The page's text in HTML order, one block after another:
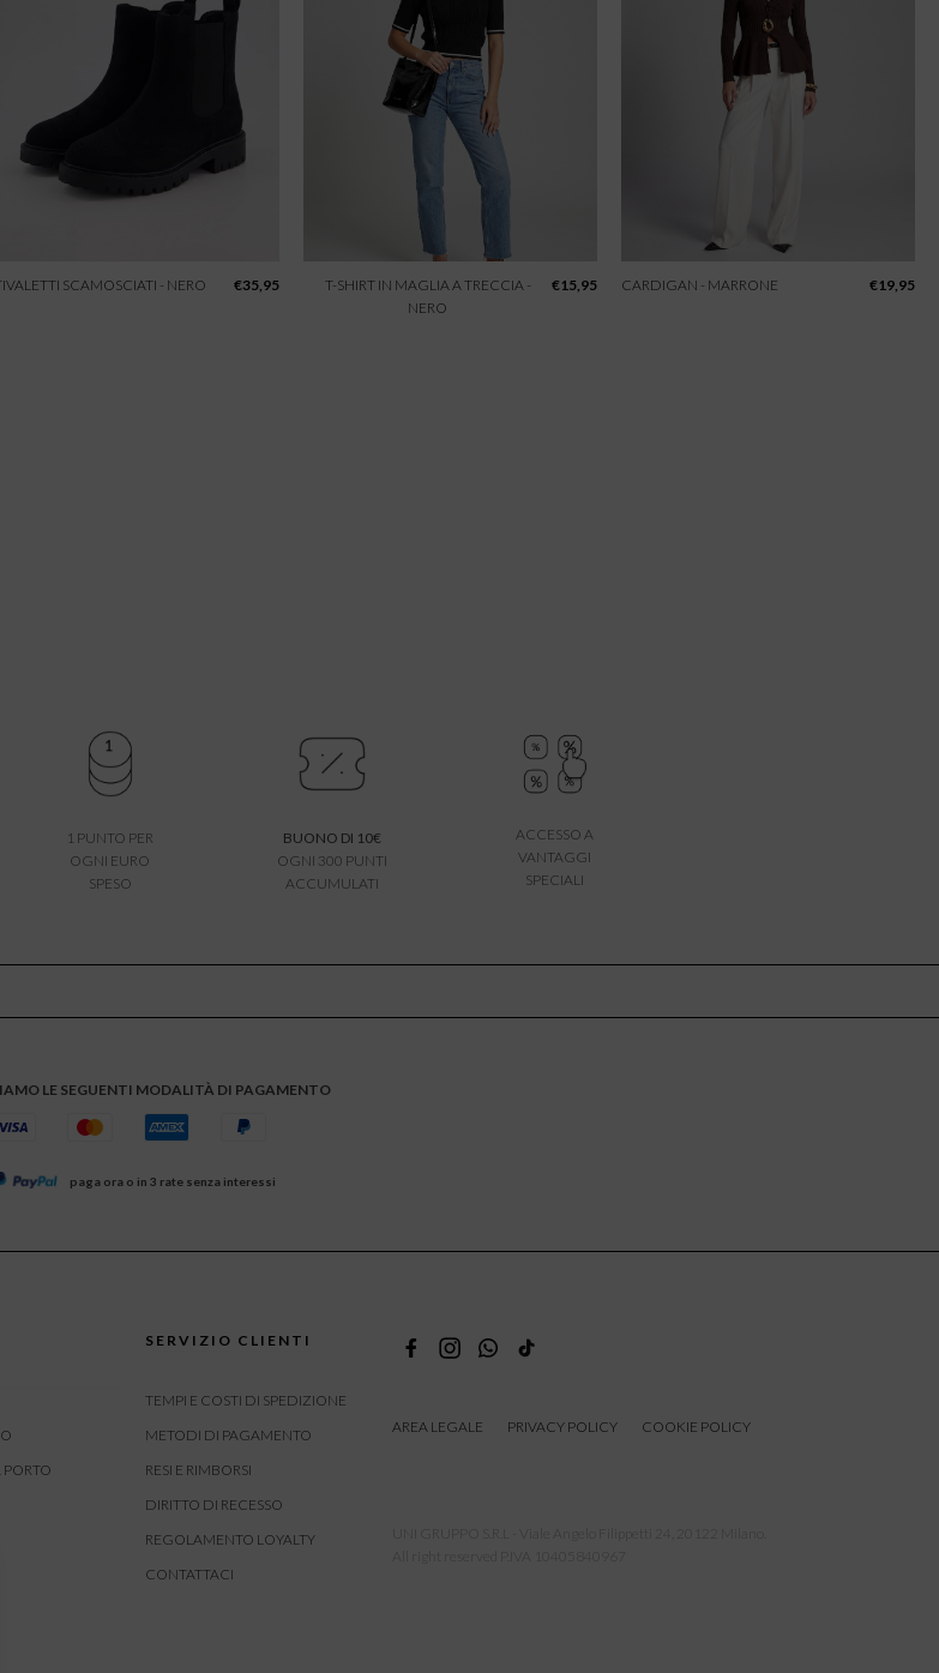
SCAMOSCIATI - NERO €35,95
T-SHIRT IN MAGLIA A TRECCIA -
NERO
€15,95 CARDIGAN - MARRONE €19,95
1 PUNTO PER
OGNI EURO
SPESO
BUONO DI 10€
OGNI 300 PUNTI
ACCUMULATI
ACCESSO A
VANTAGGI
SPECIALI
LE SEGUENTI MODALITÀ DI PAGAMENTO
paga ora o in 3 rate senza interessi
SERVIZIO CLIENTI
TEMPI E COSTI DI SPEDIZIONE
METODI DI PAGAMENTO
RESI E RIMBORSI
DIRITTO DI RECESSO
REGOLAMENTO LOYALTY
CONTATTACI
AREA LEGALE PRIVACY POLICY COOKIE POLICY